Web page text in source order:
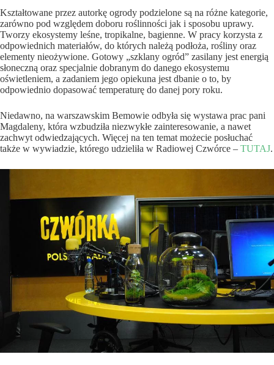
Kształtowane przez autorkę ogrody podzielone są na różne kategorie,
zarówno pod względem doboru roślinności jak i sposobu uprawy.
Tworzy ekosystemy leśne, tropikalne, bagienne. W pracy korzysta z
odpowiednich materiałów, do których należą podłoża, rośliny oraz
elementy nieożywione. Gotowy „szklany ogród” zasilany jest energią
słoneczną oraz specjalnie dobranym do danego ekosystemu
oświetleniem, a zadaniem jego opiekuna jest dbanie o to, by
odpowiednio dopasować temperaturę do danej pory roku.
Niedawno, na warszawskim Bemowie odbyła się wystawa prac pani
Magdaleny, która wzbudziła niezwykłe zainteresowanie, a nawet
zachwyt odwiedzających. Więcej na ten temat możecie posłuchać
także w wywiadzie, którego udzieliła w Radiowej Czwórce – TUTAJ.